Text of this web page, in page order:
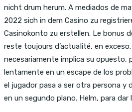
nicht drum herum. A mediados de
2022 sich in dem Casino zu
Casinokonto zu erstellen. Le bonus
reste toujours d’actuaIité, en
necesariamente implica su opuesto,
lentamente en un escape de los
el jugador pasa a ser otra persona y
en un segundo plano. Helm, para dar